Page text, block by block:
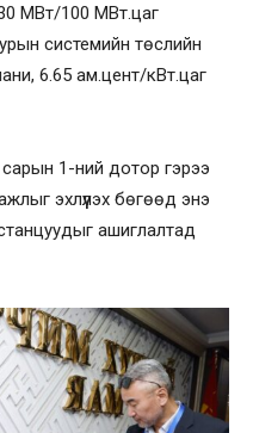
МВт/100 МВт.цаг
системийн төслийн
6.65 ам.цент/кВт.цаг
1-ний дотор гэрээ
эхлүүлэх бөгөөд энэ
ашиглалтад